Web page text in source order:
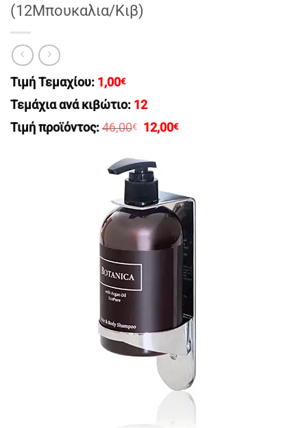
(12Μπουκαλια/Κιβ)
Τιμή Τεμαχίου: 1,00€
Τεμάχια ανά κιβώτιο: 12
Τιμή προϊόντος: 46,00€
Original
46,00€.
12,00€Η